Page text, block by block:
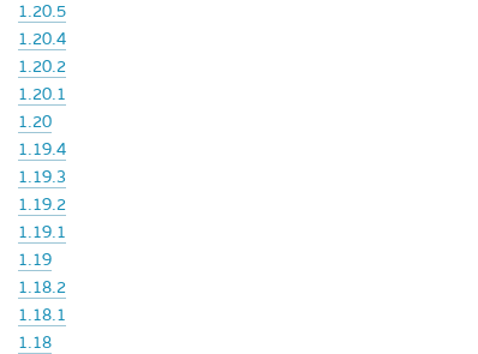
1.20.5
1.20.4
1.20.2
1.20.1
1.20
1.19.4
1.19.3
1.19.2
1.19.1
1.19
1.18.2
1.18.1
1.18